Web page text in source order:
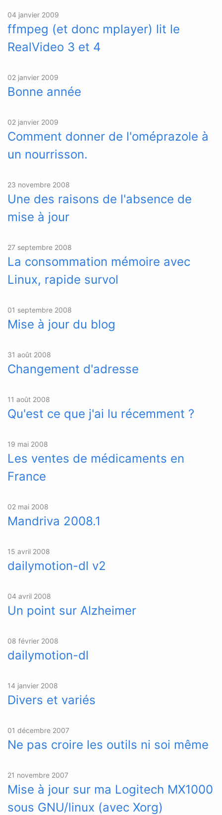
04 janvier 2009
ffmpeg (et donc mplayer) lit le
RealVideo 3 et 4
02 janvier 2009
Bonne année
02 janvier 2009
Comment donner de l'oméprazole à
un nourrisson.
23 novembre 2008
Une des raisons de l'absence de
mise à jour
27 septembre 2008
La consommation mémoire avec
Linux, rapide survol
01 septembre 2008
Mise à jour du blog
31 août 2008
Changement d'adresse
11 août 2008
Qu'est ce que j'ai lu récemment ?
19 mai 2008
Les ventes de médicaments en
France
02 mai 2008
Mandriva 2008.1
15 avril 2008
dailymotion-dl v2
04 avril 2008
Un point sur Alzheimer
08 février 2008
dailymotion-dl
14 janvier 2008
Divers et variés
01 décembre 2007
Ne pas croire les outils ni soi même
21 novembre 2007
Mise à jour sur ma Logitech MX1000
sous GNU/linux (avec Xorg)